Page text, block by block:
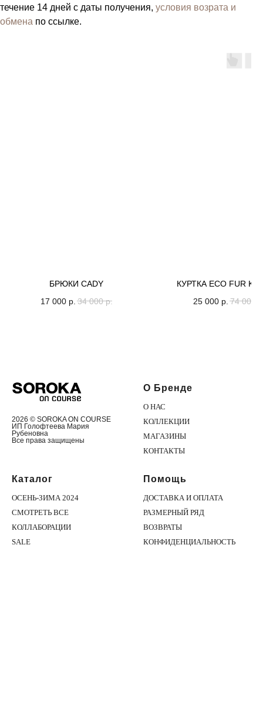
течение 14 дней с даты получения, условия возрата и
обмена по ссылке.
БРЮКИ CADY
17 000 р. 34 000 р.
КУРТКА ECO FUR
25 000 р. 74 000
2026 © SOROKA ON COURSE
ИП Голофтеева Мария
Рубеновна
Все права защищены
О Бренде
О НАС
КОЛЛЕКЦИИ
МАГАЗИНЫ
КОНТАКТЫ
Каталог
ОСЕНЬ-ЗИМА 2024
СМОТРЕТЬ ВСЕ
КОЛЛАБОРАЦИИ
SALE
Помощь
ДОСТАВКА И ОПЛАТА
РАЗМЕРНЫЙ РЯД
ВОЗВРАТЫ
КОНФИДЕНЦИАЛЬНОСТЬ